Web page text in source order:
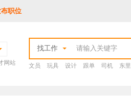
职位
网站
找工作
文员 玩具 设计 跟单 司机 东里